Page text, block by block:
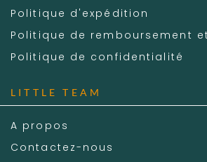
Politique d'expédition
Politique de remboursement
Politique de confidentialité
LITTLE TEAM
A propos
Contactez-nous